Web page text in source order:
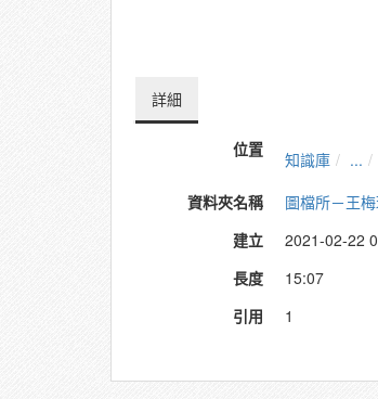
詳細
位置 知識庫 ...
資料夾名稱
圖檔所－王
建立
2021-02-22
長度
15:07
引用
1